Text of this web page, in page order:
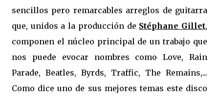
sencillos pero remarcables arreglos de guitarra
que, unidos a la producción de Stéphane Gillet,
componen el núcleo principal de un trabajo que
nos puede evocar nombres como Love, Rain
Parade, Beatles, Byrds, Traffic, The Remains,...
Como dice uno de sus mejores temas este disco